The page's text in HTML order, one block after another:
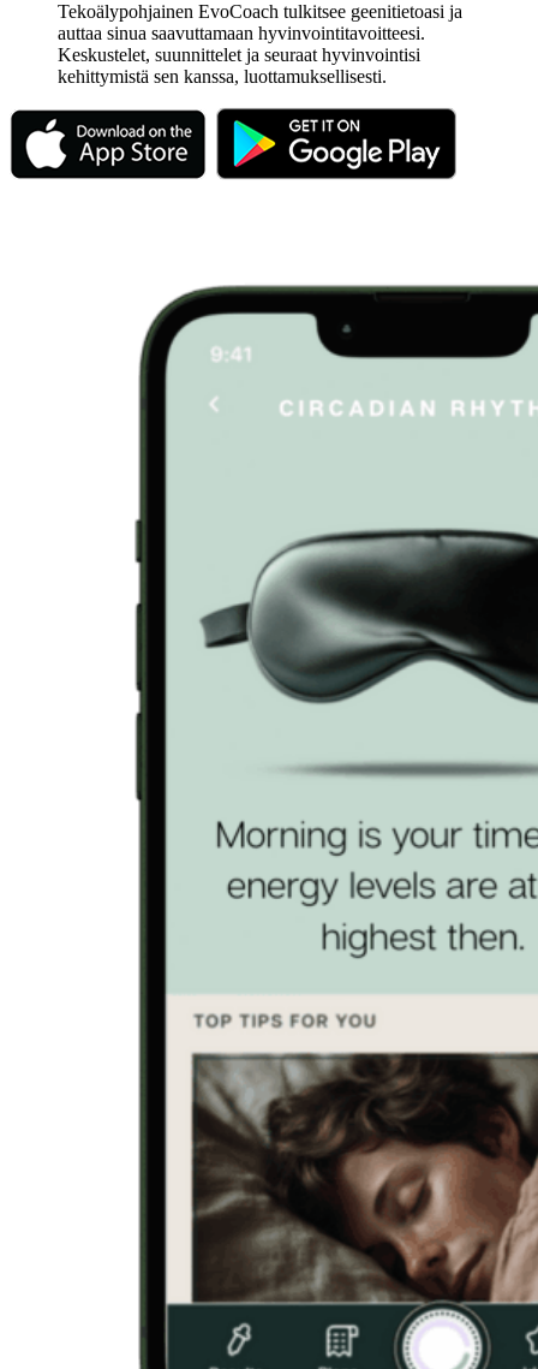
Tekoälypohjainen EvoCoach tulkitsee geenitietoasi ja
auttaa sinua saavuttamaan hyvinvointitavoitteesi.
Keskustelet, suunnittelet ja seuraat hyvinvointisi
kehittymistä sen kanssa, luottamuksellisesti.